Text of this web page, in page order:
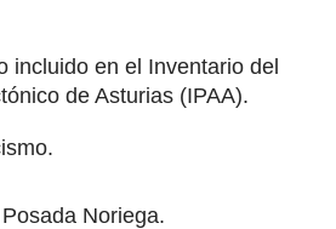
incluido en el Inventario del
de Asturias (IPAA).
Noriega.